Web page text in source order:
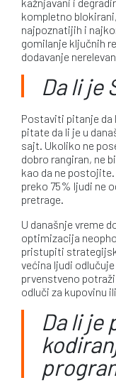
kažnjavani i
kompletno
najpoznatijih i
gomilanje ključnih
dodavanje
Da li je
Postaviti pitanje da
pitate da li je u
sajt. Ukoliko ne
dobro rangiran, ne
kao da ne
preko 75% ljudi ne
pretrage.
U današnje vreme
optimizacija
pristupiti
većina ljudi
prvenstveno
odluči za kupovinu
Da li je